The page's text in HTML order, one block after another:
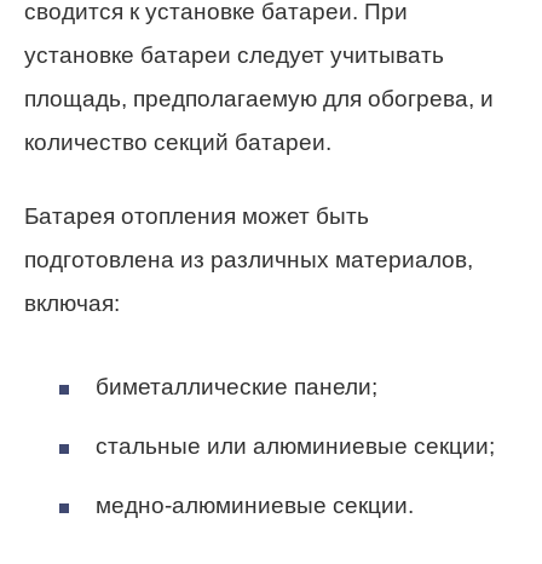
сводится к установке батареи. При
установке батареи следует учитывать
площадь, предполагаемую для обогрева, и
количество секций батареи.
Батарея отопления может быть
подготовлена из различных материалов,
включая:
биметаллические панели;
стальные или алюминиевые секции;
медно-алюминиевые секции.